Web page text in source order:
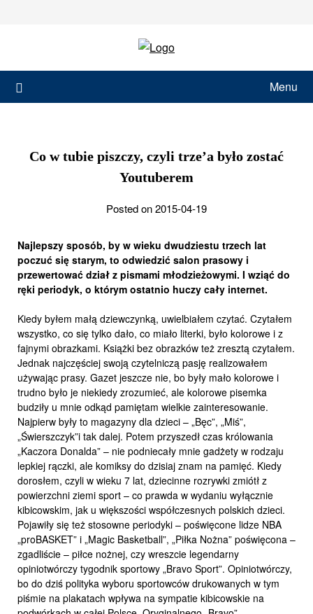
Menu
Co w tubie piszczy, czyli trze’a było zostać
Youtuberem
Posted on 2015-04-19
Najlepszy sposób, by w wieku dwudziestu trzech lat
poczuć się starym, to odwiedzić salon prasowy i
przewertować dział z pismami młodzieżowymi. I wziąć do
ręki periodyk, o którym ostatnio huczy cały internet.
Kiedy byłem małą dziewczynką, uwielbiałem czytać. Czytałem
wszystko, co się tylko dało, co miało literki, było kolorowe i z
fajnymi obrazkami. Książki bez obrazków też zresztą czytałem.
Jednak najczęściej swoją czytelniczą pasję realizowałem
używając prasy. Gazet jeszcze nie, bo były mało kolorowe i
trudno było je niekiedy zrozumieć, ale kolorowe pisemka
budziły u mnie odkąd pamiętam wielkie zainteresowanie.
Najpierw były to magazyny dla dzieci – „Bęc”, „Miś”,
„Świerszczyk”i tak dalej. Potem przyszedł czas królowania
„Kaczora Donalda” – nie podniecały mnie gadżety w rodzaju
lepkiej rączki, ale komiksy do dzisiaj znam na pamięć. Kiedy
dorosłem, czyli w wieku 7 lat, dziecinne rozrywki zmiótł z
powierzchni ziemi sport – co prawda w wydaniu wyłącznie
kibicowskim, jak u większości współczesnych polskich dzieci.
Pojawiły się też stosowne periodyki – poświęcone lidze NBA
„proBASKET” i „Magic Basketball”, „Piłka Nożna” poświęcona –
zgadliście – piłce nożnej, czy wreszcie legendarny
opiniotwórczy tygodnik sportowy „Bravo Sport”. Opiniotwórczy,
bo do dziś polityka wyboru sportowców drukowanych w tym
piśmie na plakatach wpływa na sympatie kibicowskie na